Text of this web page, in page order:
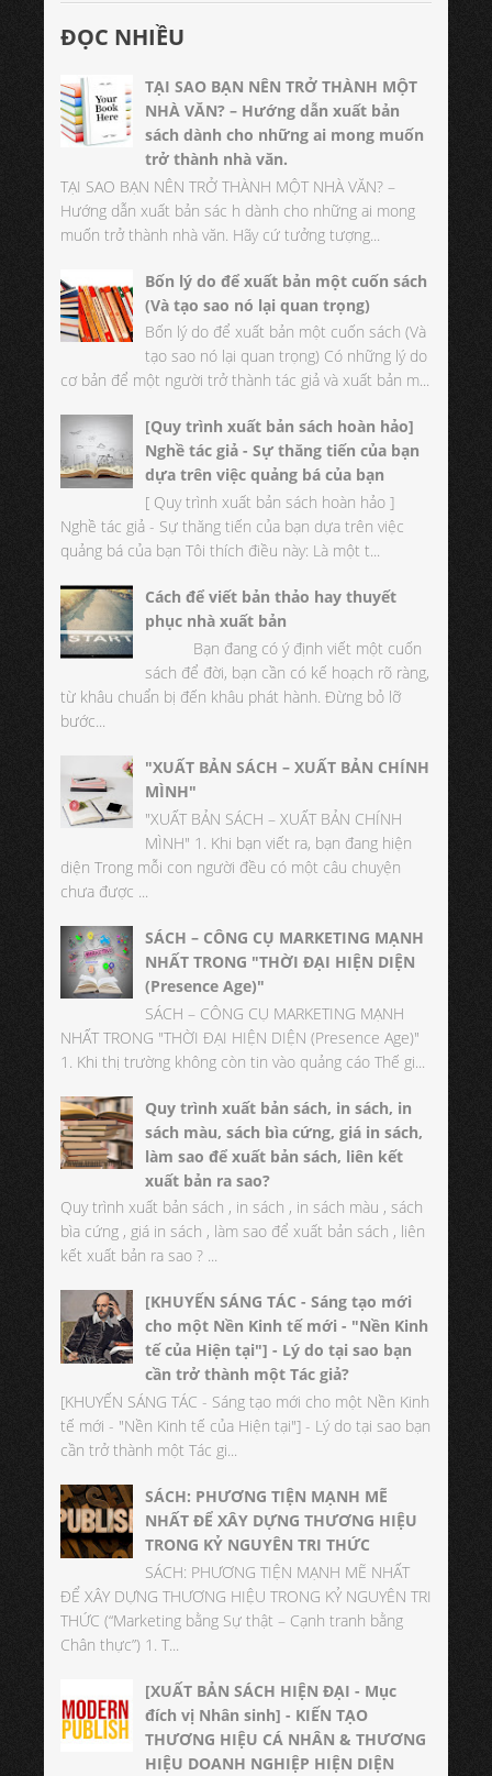
ĐỌC NHIỀU
TẠI SAO BẠN NÊN TRỞ THÀNH MỘT
NHÀ VĂN? – Hướng dẫn xuất bản
sách dành cho những ai mong muốn
trở thành nhà văn.
TẠI SAO BẠN NÊN TRỞ THÀNH MỘT NHÀ VĂN? –
Hướng dẫn xuất bản sác h dành cho những ai mong
muốn trở thành nhà văn. Hãy cứ tưởng tượng...
Bốn lý do để xuất bản một cuốn sách
(Và tạo sao nó lại quan trọng)
Bốn lý do để xuất bản một cuốn sách (Và
tạo sao nó lại quan trọng) Có những lý do
cơ bản để một người trở thành tác giả và xuất bản m...
[Quy trình xuất bản sách hoàn hảo]
Nghề tác giả - Sự thăng tiến của bạn
dựa trên việc quảng bá của bạn
[ Quy trình xuất bản sách hoàn hảo ]
Nghề tác giả - Sự thăng tiến của bạn dựa trên việc
quảng bá của bạn Tôi thích điều này: Là một t...
Cách để viết bản thảo hay thuyết
phục nhà xuất bản
Bạn đang có ý định viết một cuốn
sách để đời, bạn cần có kế hoạch rõ ràng,
từ khâu chuẩn bị đến khâu phát hành. Đừng bỏ lỡ
bước...
"XUẤT BẢN SÁCH – XUẤT BẢN CHÍNH
MÌNH"
"XUẤT BẢN SÁCH – XUẤT BẢN CHÍNH
MÌNH" 1. Khi bạn viết ra, bạn đang hiện
diện Trong mỗi con người đều có một câu chuyện
chưa được ...
SÁCH – CÔNG CỤ MARKETING MẠNH
NHẤT TRONG "THỜI ĐẠI HIỆN DIỆN
(Presence Age)"
SÁCH – CÔNG CỤ MARKETING MẠNH
NHẤT TRONG "THỜI ĐẠI HIỆN DIỆN (Presence Age)"
1. Khi thị trường không còn tin vào quảng cáo Thế gi...
Quy trình xuất bản sách, in sách, in
sách màu, sách bìa cứng, giá in sách,
làm sao để xuất bản sách, liên kết
xuất bản ra sao?
Quy trình xuất bản sách , in sách , in sách màu , sách
bìa cứng , giá in sách , làm sao để xuất bản sách , liên
kết xuất bản ra sao ? ...
[KHUYẾN SÁNG TÁC - Sáng tạo mới
cho một Nền Kinh tế mới - "Nền Kinh
tế của Hiện tại"] - Lý do tại sao bạn
cần trở thành một Tác giả?
[KHUYẾN SÁNG TÁC - Sáng tạo mới cho một Nền Kinh
tế mới - "Nền Kinh tế của Hiện tại"] - Lý do tại sao bạn
cần trở thành một Tác gi...
SÁCH: PHƯƠNG TIỆN MẠNH MẼ
NHẤT ĐỂ XÂY DỰNG THƯƠNG HIỆU
TRONG KỶ NGUYÊN TRI THỨC
SÁCH: PHƯƠNG TIỆN MẠNH MẼ NHẤT
ĐỂ XÂY DỰNG THƯƠNG HIỆU TRONG KỶ NGUYÊN TRI
THỨC (“Marketing bằng Sự thật – Cạnh tranh bằng
Chân thực”) 1. T...
[XUẤT BẢN SÁCH HIỆN ĐẠI - Mục
đích vị Nhân sinh] - KIẾN TẠO
THƯƠNG HIỆU CÁ NHÂN & THƯƠNG
HIỆU DOANH NGHIỆP HIỆN DIỆN